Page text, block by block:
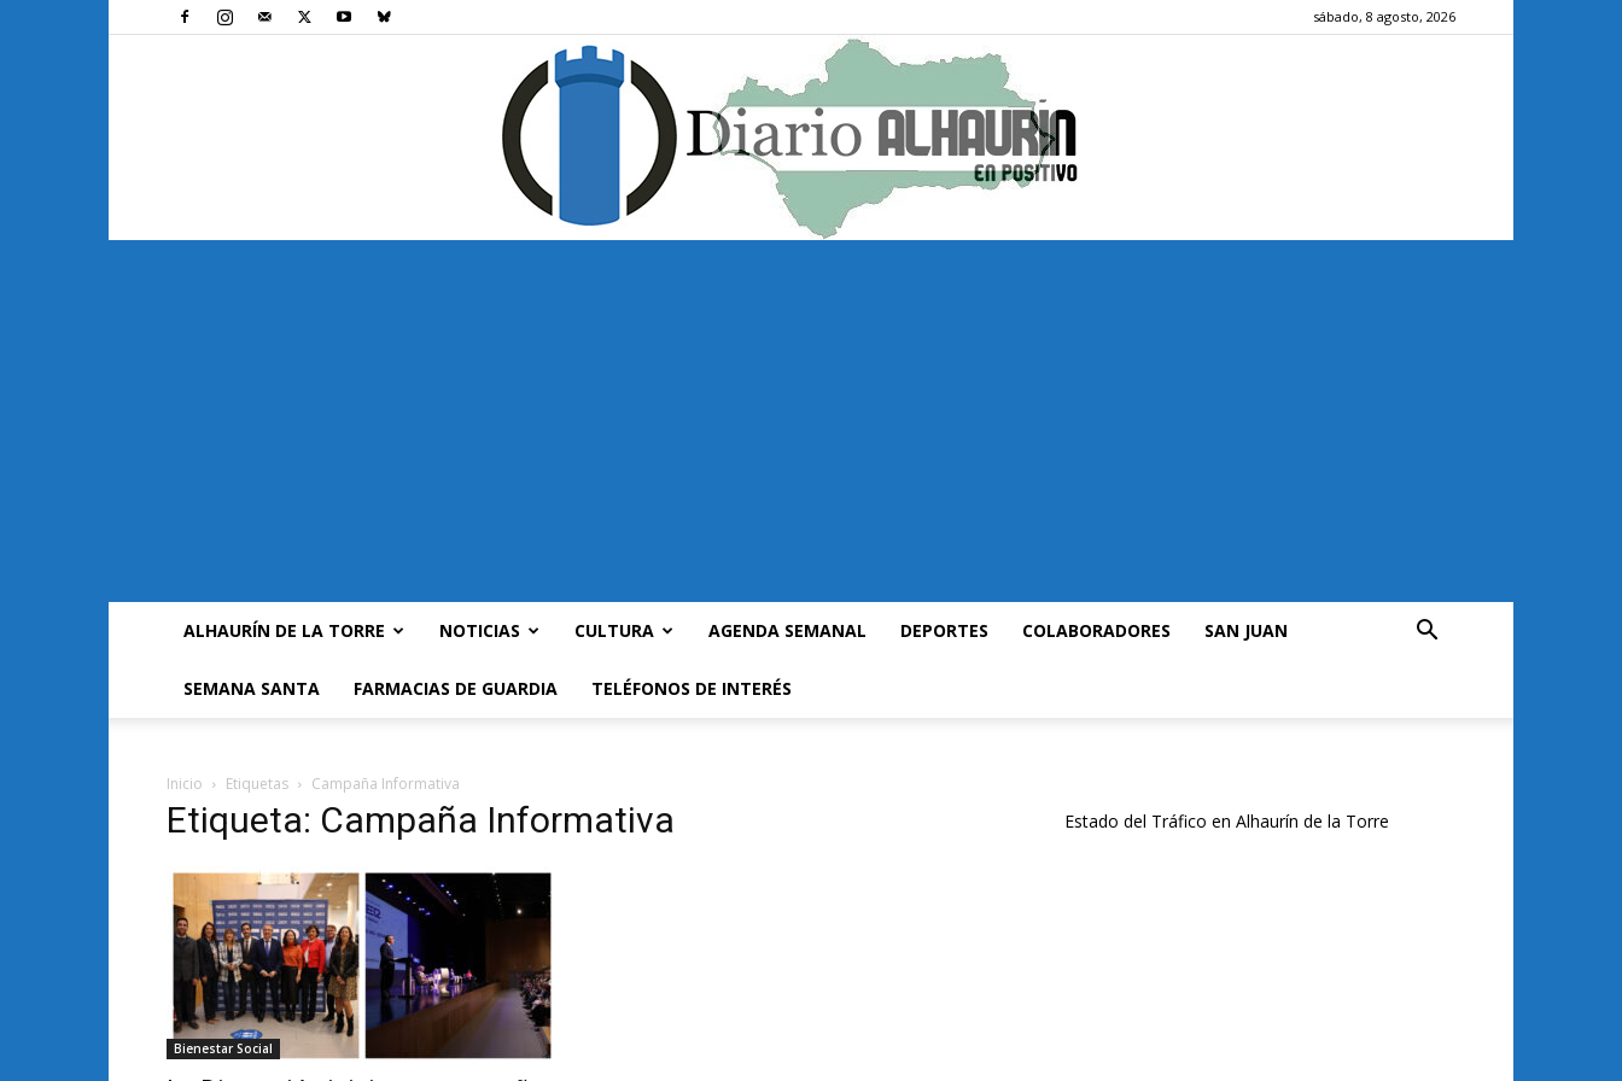
sábado, 8 agosto, 2026
ALHAURÍN DE LA TORRE NOTICIAS CULTURA AGENDA SEMANAL DEPORTES COLABORADORES SAN JUAN
SEMANA SANTA FARMACIAS DE GUARDIA TELÉFONOS DE INTERÉS
Inicio Etiquetas Campaña Informativa
Etiqueta: Campaña Informativa
Bienestar Social
Estado del Tráfico en Alhaurín de la Torre